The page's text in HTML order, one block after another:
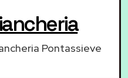
Pontassieve